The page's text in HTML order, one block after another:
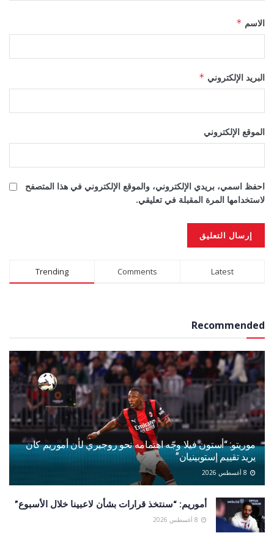
الاسم *
البريد الإلكتروني *
الموقع الإلكتروني
احفظ اسمي، بريدي الإلكتروني، والموقع الإلكتروني في هذا المتصفح
لاستخدامها المرة المقبلة في تعليقي.
Alternative:
Trending Comments Latest
Recommended
موريتو: “أستون فيلا وجّه اهتمامه نحو روجيري لأن أموريم كان
يريد تقييم إستوبينيان”
أموريم: “سنتخذ قرارات بشأن لاعبينا خلال الأسبوع”